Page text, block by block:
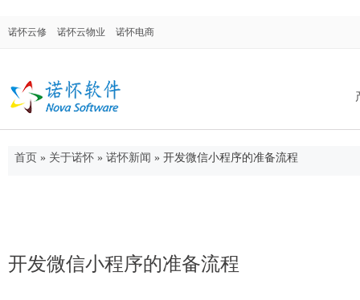
诺怀云修 诺怀云物业 诺怀电商
首页 » 关于诺怀 » 诺怀新闻 » 开发微信小程序的准备流程
开发微信小程序的准备流程